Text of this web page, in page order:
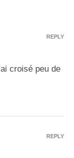
croisé peu de
REPLY
REPLY